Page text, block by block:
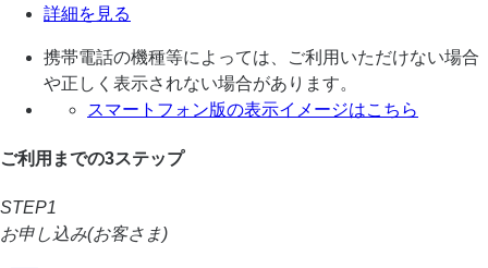
詳細を見る
携帯電話の機種等によっては、ご利用いただけない場合
や正しく表示されない場合があります。
スマートフォン版の表示イメージはこちら
ご利用までの3ステップ
STEP1
お申し込み(お客さま)